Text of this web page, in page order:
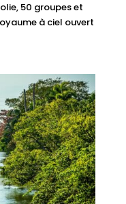
50 groupes et
à ciel ouvert